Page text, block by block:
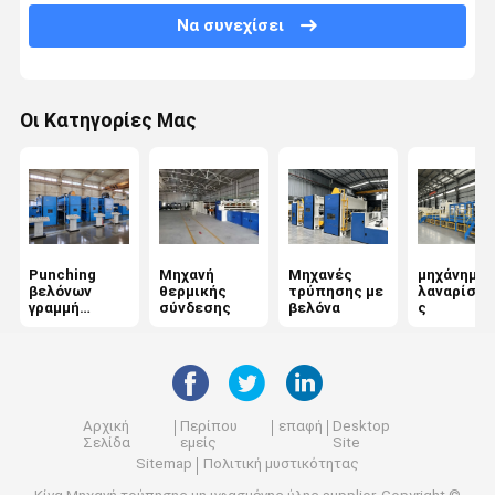
Μηχανή σχηματισμού ιστού
Μηχανή σιδέρωσης με καλάντη
Άνεμος μηχανή
Μηχανή τελικής επεξεργασίας υφασμάτων
Μηχανή μη υφαντικής χημικής σύνδεσης
Να συνεχίσει
Οι Κατηγορίες Μας
Punching
βελόνων
γραμμή
Μηχανή
θερμικής
σύνδεσης
Μηχανές
τρύπησης με
βελόνα
μηχάνημα
ς
Αρχική
Σελίδα
Περίπου
εμείς
επαφή
Desktop
Site
Sitemap
Πολιτική μυστικότητας